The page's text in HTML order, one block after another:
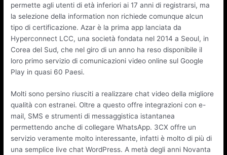
permette agli utenti di età inferiori ai 17 anni di registrarsi, ma
la selezione della information non richiede comunque alcun
tipo di certificazione. Azar è la prima app lanciata da
Hyperconnect LCC, una società fondata nel 2014 a Seoul, in
Corea del Sud, che nel giro di un anno ha reso disponibile il
loro primo servizio di comunicazioni video online sul Google
Play in quasi 60 Paesi.
Molti sono persino riusciti a realizzare chat video della migliore
qualità con estranei. Oltre a questo offre integrazioni con e-
mail, SMS e strumenti di messaggistica istantanea
permettendo anche di collegare WhatsApp. 3CX offre un
servizio veramente molto interessante, infatti è molto di più di
una semplice live chat WordPress. A metà degli anni Novanta